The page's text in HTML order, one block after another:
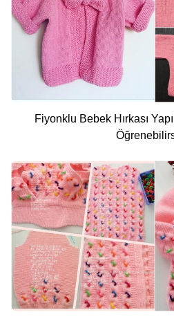
Fiyonklu Bebek Hırkası